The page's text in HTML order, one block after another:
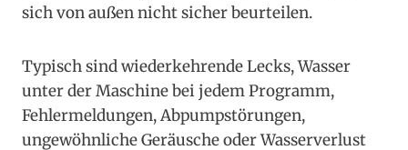
sich von außen nicht sicher beurteilen.
Typisch sind wiederkehrende Lecks, Wasser
unter der Maschine bei jedem Programm,
Fehlermeldungen, Abpumpstörungen,
ungewöhnliche Geräusche oder Wasserverlust